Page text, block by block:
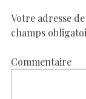
Votre adresse
champs
Commentaire